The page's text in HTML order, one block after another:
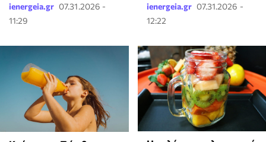
ienergeia.gr 07.31.2026 -
11:29
ienergeia.gr 07.31.2026 -
12:22